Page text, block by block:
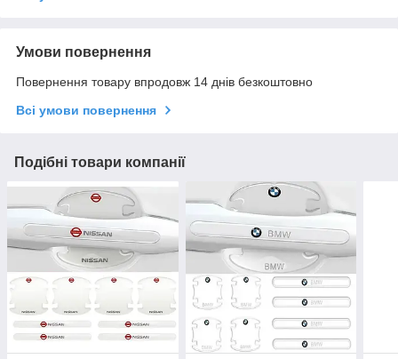
Умови повернення
Повернення товару впродовж 14 днів безкоштовно
Всі умови повернення
Подібні товари компанії